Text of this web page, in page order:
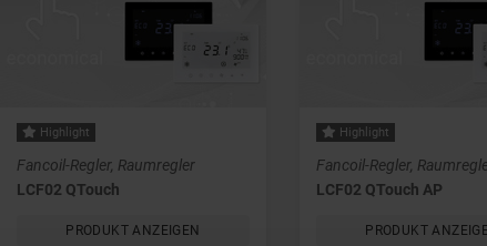
Highlight
Fancoil-Regler, Raumregler
LCF02 QTouch
PRODUKT ANZEIGEN
Highlight
Fancoil-Regler,
LCF02 QTouch AP
PRODUKT